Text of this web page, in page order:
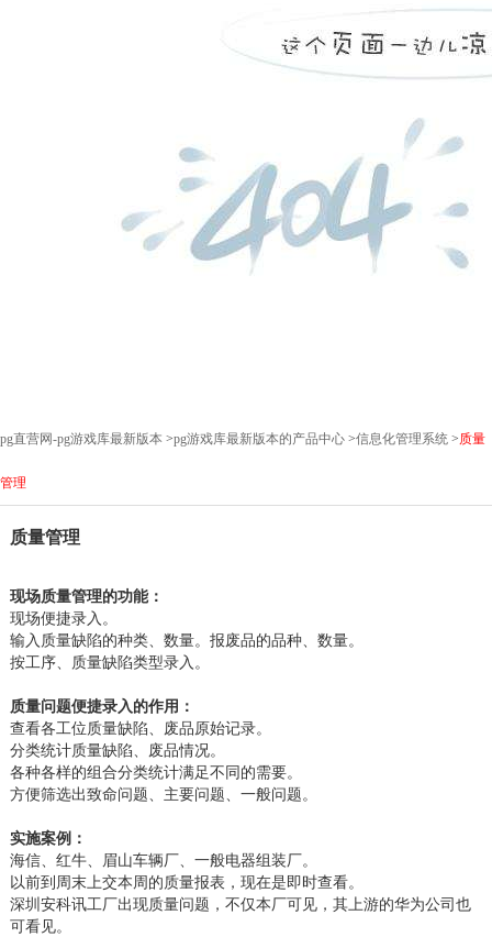
pg直营网-pg游戏库最新版本 >pg游戏库最新版本的产品中心 >信息化管理系统 >质量
管理
质量管理
现场质量管理的功能：
现场便捷录入。
输入质量缺陷的种类、数量。报废品的品种、数量。
按工序、质量缺陷类型录入。
质量问题便捷录入的作用：
查看各工位质量缺陷、废品原始记录。
分类统计质量缺陷、废品情况。
各种各样的组合分类统计满足不同的需要。
方便筛选出致命问题、主要问题、一般问题。
实施案例：
海信、红牛、眉山车辆厂、一般电器组装厂。
以前到周末上交本周的质量报表，现在是即时查看。
深圳安科讯工厂出现质量问题，不仅本厂可见，其上游的华为公司也
可看见。